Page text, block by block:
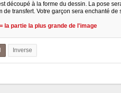
découpé à la forme du dessin. La pose
de transfert. Votre garçon sera enchanté de
la partie la plus grande de l'image
Inverse